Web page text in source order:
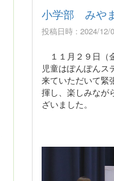
小学部 みや
投稿日時 : 2024/12/
１１月２９日（
児童はぽんぽんス
来ていただいて緊
揮し、楽しみなが
ざいました。